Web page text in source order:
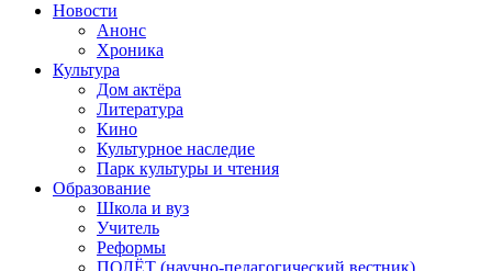
Новости
Анонс
Хроника
Культура
Дом актёра
Литература
Кино
Культурное наследие
Парк культуры и чтения
Образование
Школа и вуз
Учитель
Реформы